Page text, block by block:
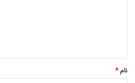
نام*